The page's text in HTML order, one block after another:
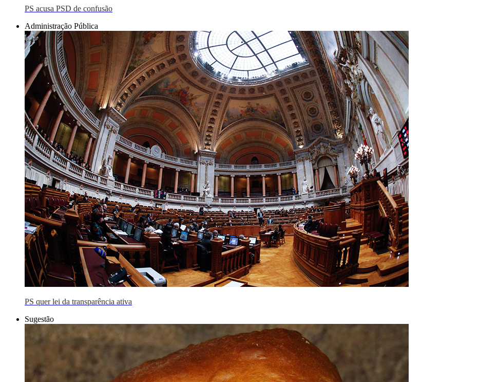
PS acusa PSD de confusão
Administração Pública
PS quer lei da transparência ativa
Sugestão